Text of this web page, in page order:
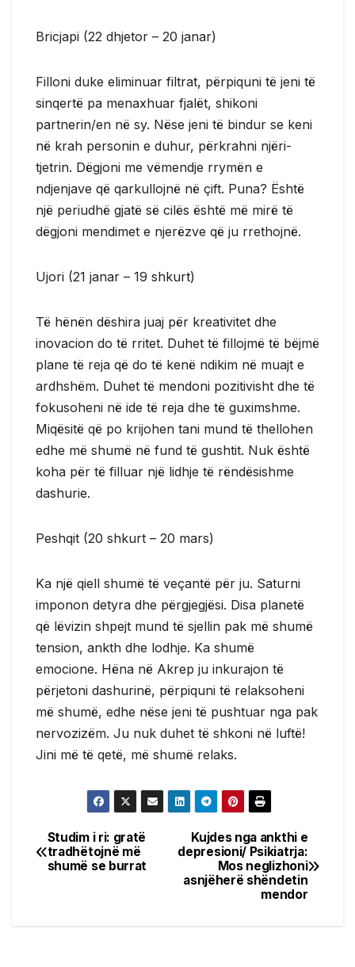
Bricjapi (22 dhjetor – 20 janar)
Filloni duke eliminuar filtrat, përpiquni të jeni të
sinqertë pa menaxhuar fjalët, shikoni
partnerin/en në sy. Nëse jeni të bindur se keni
në krah personin e duhur, përkrahni njëri-
tjetrin. Dëgjoni me vëmendje rrymën e
ndjenjave që qarkullojnë në çift. Puna? Është
një periudhë gjatë së cilës është më mirë të
dëgjoni mendimet e njerëzve që ju rrethojnë.
Ujori (21 janar – 19 shkurt)
Të hënën dëshira juaj për kreativitet dhe
inovacion do të rritet. Duhet të fillojmë të bëjmë
plane të reja që do të kenë ndikim në muajt e
ardhshëm. Duhet të mendoni pozitivisht dhe të
fokusoheni në ide të reja dhe të guximshme.
Miqësitë që po krijohen tani mund të thellohen
edhe më shumë në fund të gushtit. Nuk është
koha për të filluar një lidhje të rëndësishme
dashurie.
Peshqit (20 shkurt – 20 mars)
Ka një qiell shumë të veçantë për ju. Saturni
imponon detyra dhe përgjegjësi. Disa planetë
që lëvizin shpejt mund të sjellin pak më shumë
tension, ankth dhe lodhje. Ka shumë
emocione. Hëna në Akrep ju inkurajon të
përjetoni dashurinë, përpiquni të relaksoheni
më shumë, edhe nëse jeni të pushtuar nga pak
nervozizëm. Ju nuk duhet të shkoni në luftë!
Jini më të qetë, më shumë relaks.
Post
navigation
Kujdes nga ankthi e
depresioni/ Psikiatrja:
Mos neglizhoni
asnjëherë shëndetin
mendor
Studim i ri: gratë
tradhëtojnë më
shumë se burrat